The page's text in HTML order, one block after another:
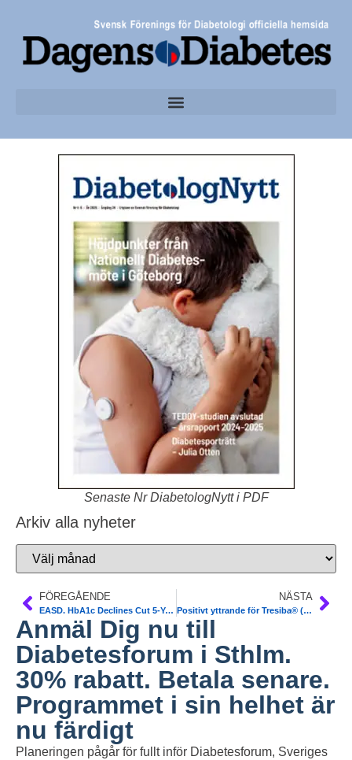
Senaste Nr DiabetologNytt i PDF
Arkiv alla nyheter
FÖREGÅENDE
EASD. HbA1c Declines Cut 5-Year Death Rate. NDR.
NÄSTA
Positivt yttrande för Tresiba® (insulin degludec) och Ryzodeg® (insulin degludec/insulin aspart) från europeiska läkemedelsmyndigheten EMEA
Anmäl Dig nu till
Diabetesforum i Sthlm.
30% rabatt. Betala senare.
Programmet i sin helhet är
nu färdigt
Planeringen pågår för fullt inför Diabetesforum, Sveriges